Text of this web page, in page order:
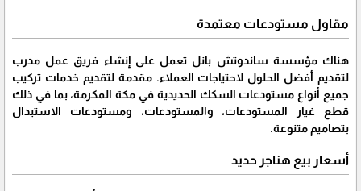
مقاول مستودعات معتمدة
هناك مؤسسة ساندوتش بانل تعمل على إنشاء فريق عمل مدرب
لتقديم أفضل الحلول لاحتياجات العملاء. مقدمة لتقديم خدمات تركيب
جميع أنواع مستودعات السكك الحديدية في مكة المكرمة، بما في ذلك
قطع غيار المستودعات، والمستودعات، ومستودعات الاستبدال
بتصاميم متنوعة.
أسعار بيع هناجر حديد